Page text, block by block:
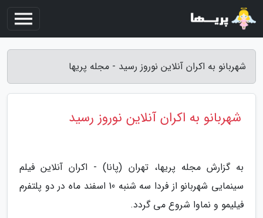
شهربانو به اکران آنلاین نوروز رسید - مجله پریها
شهربانو به اکران آنلاین نوروز رسید
به گزارش مجله پریها، تهران (پانا) - اکران آنلاین فیلم
سینمایی شهربانو از فردا سه شنبه 10 اسفند ماه در دو پلتفرم
فیلیمو و نماوا شروع می گردد.